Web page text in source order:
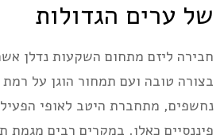
של ערים הגדולות
חבירה ליזם מתחום השקעות נדלן
בצורה טובה ועם תמחור הוגן על רמת
נחשפים, מתחברת היטב לאופי
פיננסיים כאלו. במקרים רבים